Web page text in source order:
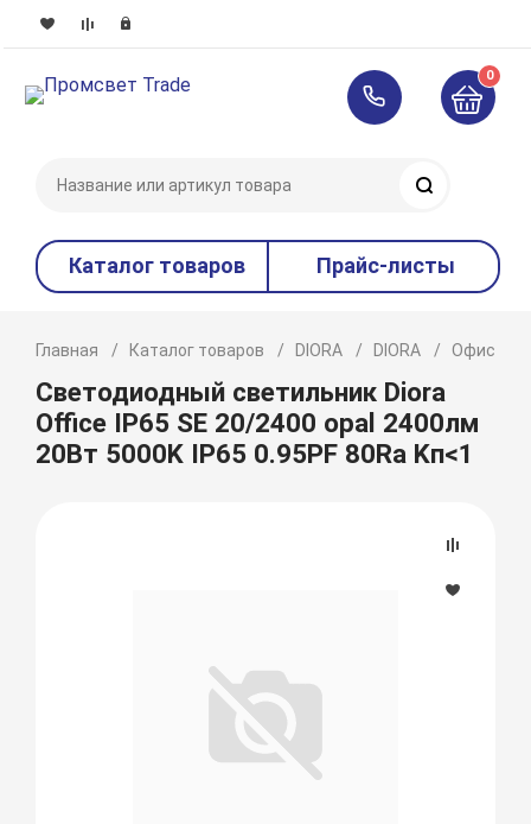
0
Каталог товаров Прайс-листы
Главная Каталог товаров DIORA DIORA Офисное
Светодиодный светильник Diora
Office IP65 SE 20/2400 opal 2400лм
20Вт 5000K IP65 0.95PF 80Ra Kп<1